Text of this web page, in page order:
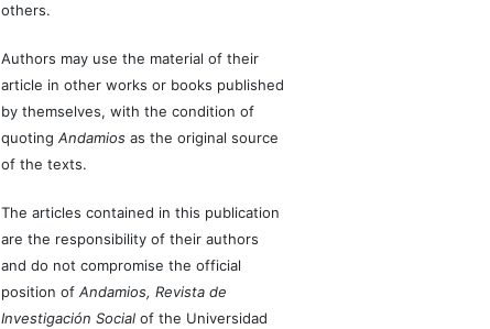
others.
Authors may use the material of their
article in other works or books published
by themselves, with the condition of
quotingAndamios as the original source
of the texts.
The articles contained in this publication
are the responsibility of their authors
and do not compromise the official
position ofAndamios, Revista de
Investigación Socialof the Universidad